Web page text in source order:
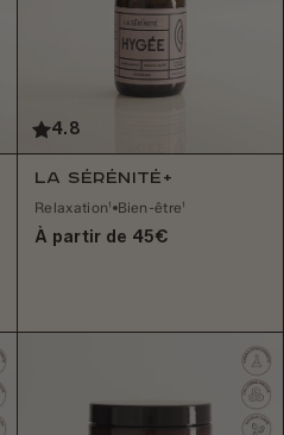
4.8
La Sérénité+
Relaxation¹ Bien-être¹
À partir de 45€